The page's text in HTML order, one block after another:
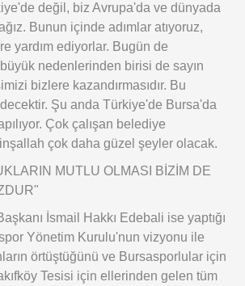
değil, biz Avrupa'da ve dünyada
Bunun içinde adımlar atıyoruz,
yardım ediyorlar. Bugün de
nedenlerinden birisi de sayın
bizlere kazandırmasıdır. Bu
Şu anda Türkiye'de Bursa'da
Çok çalışan belediye
inşallah çok daha güzel şeyler olacak.
MUTLU OLMASI BİZİM DE
İsmail Hakkı Edebali ise yaptığı
Yönetim Kurulu'nun vizyonu ile
örtüştüğünü ve Bursasporlular için
Tesisi için ellerinden gelen tüm